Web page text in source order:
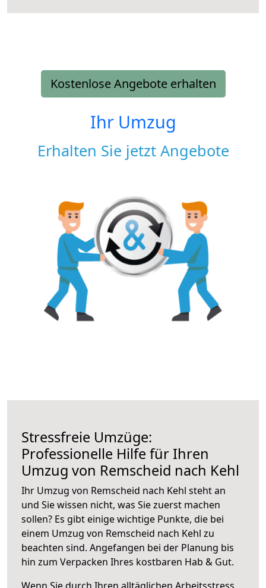
Kostenlose Angebote erhalten
Ihr Umzug
Erhalten Sie jetzt Angebote
Stressfreie Umzüge:
Professionelle Hilfe für Ihren
Umzug von Remscheid nach Kehl
Ihr Umzug von Remscheid nach Kehl steht an
und Sie wissen nicht, was Sie zuerst machen
sollen? Es gibt einige wichtige Punkte, die bei
einem Umzug von Remscheid nach Kehl zu
beachten sind. Angefangen bei der Planung bis
hin zum Verpacken Ihres kostbaren Hab & Gut.